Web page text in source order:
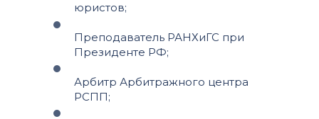
юристов;
Преподаватель РАНХиГС при
Президенте РФ;
Арбитр Арбитражного центра
РСПП;